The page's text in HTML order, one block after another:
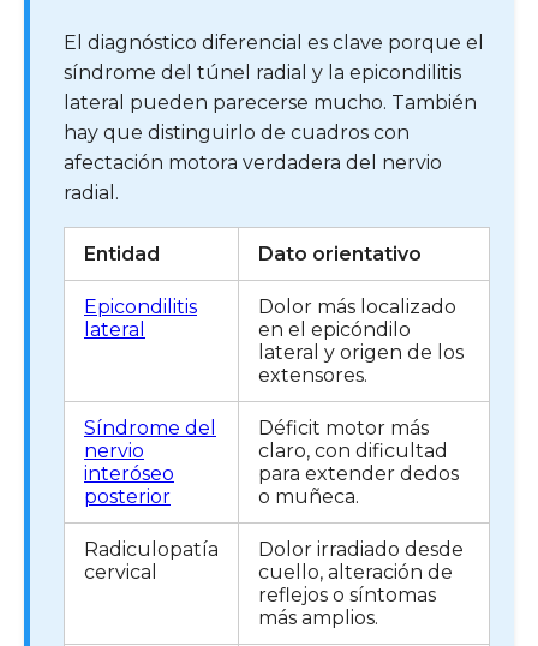
El diagnóstico diferencial es clave porque el
síndrome del túnel radial y la epicondilitis
lateral pueden parecerse mucho. También
hay que distinguirlo de cuadros con
afectación motora verdadera del nervio
radial.
Entidad Dato orientativo
Epicondilitis
lateral
Dolor más localizado
en el epicóndilo
lateral y origen de los
extensores.
Síndrome del
nervio
interóseo
posterior
Déficit motor más
claro, con dificultad
para extender dedos
o muñeca.
Radiculopatía
cervical
Dolor irradiado desde
cuello, alteración de
reflejos o síntomas
más amplios.